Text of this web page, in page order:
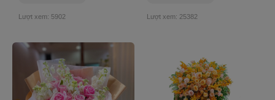
Lượt xem: 5902 Lượt xem: 25382